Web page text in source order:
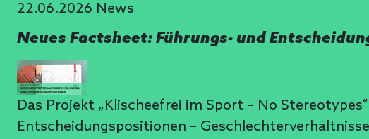
22.06.2026 News
Neues Factsheet: Führungs- und
Das Projekt „Klischeefrei im Sport – No
Entscheidungspositionen –